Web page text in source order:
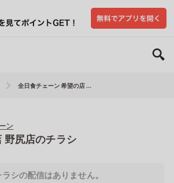
全日食チェーン 希望の店 ...
ン
野尻店のチラシ
シの配信はありません。